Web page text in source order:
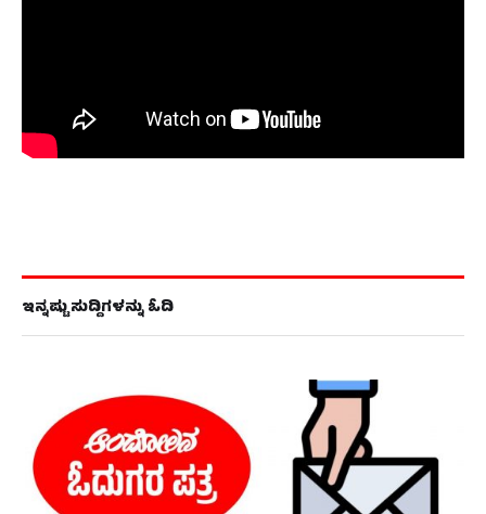
ಇನ್ನಷ್ಟು ಸುದ್ದಿಗಳನ್ನು ಓದಿ